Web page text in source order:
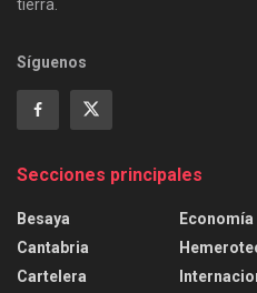
tierra.
Síguenos
Secciones principales
Besaya
Cantabria
Cartelera
Economía